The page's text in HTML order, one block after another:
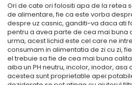
Ori de cate ori folositi apa de la retea
de alimentare, fie ca este vorba
despre uz casnic, ganditi-va daca ati
pentru a avea parte de cea mai buna
urma, acest lichid este cel care ne
consumam in alimentatia de zi cu zi,
el trebuie sa fie de cea mai buna
aiba un PH neutru, incolor, inodor, asa
acestea sunt proprietatile apei